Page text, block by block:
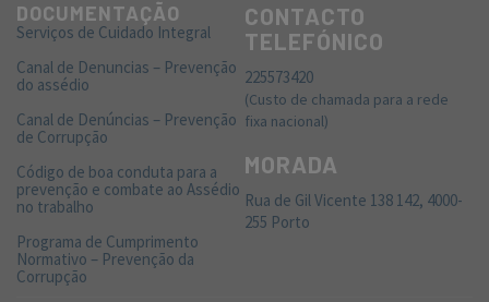
DOCUMENTAÇÃO
Serviços de Cuidado Integral
Canal de Denuncias – Prevenção
do assédio
Canal de Denúncias – Prevenção
de Corrupção
Código de boa conduta para a
prevenção e combate ao Assédio
no trabalho
Programa de Cumprimento
Normativo – Prevenção da
Corrupção
CONTACTO
TELEFÓNICO
225573420
(Custo de chamada para a rede
fixa nacional)
MORADA
Rua de Gil Vicente 138 142, 4000-
255 Porto